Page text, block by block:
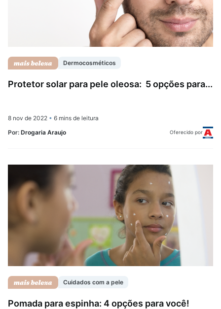
Dermocosméticos
Protetor solar para pele oleosa: 5 opções para...
8 nov de 2022 • 6 mins de leitura
Por: Drogaria Araujo Oferecido por
Cuidados com a pele
Pomada para espinha: 4 opções para você!